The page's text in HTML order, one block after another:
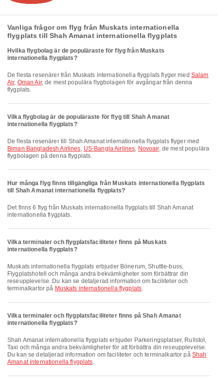
Vanliga frågor om flyg från Muskats internationella
flygplats till Shah Amanat internationella flygplats
Hvilka flygbolag är de populäraste för flyg från Muskats
internationella flygplats?
De flesta resenärer från Muskats internationella flygplats flyger med Salam
Air, Oman Air, de mest populära flygbolagen för avgångar från denna
flygplats.
Vilka flygbolag är de populäraste för flyg till Shah Amanat
internationella flygplats?
De flesta resenärer till Shah Amanat internationella flygplats flyger med
Biman Bangladesh Airlines, US-Bangla Airlines, Novoair, de mest populära
flygbolagen på denna flygplats.
Hur många flyg finns tillgängliga från Muskats internationella flygplats
till Shah Amanat internationella flygplats?
Det finns 6 flyg från Muskats internationella flygplats till Shah Amanat
internationella flygplats.
Vilka terminaler och flygplatsfaciliteter finns på Muskats
internationella flygplats?
Muskats internationella flygplats erbjuder Bönerum, Shuttle-buss,
Flygplatshotell och många andra bekvämligheter som förbättrar din
reseupplevelse. Du kan se detaljerad information om faciliteter och
terminalkartor på Muskats internationella flygplats.
Vilka terminaler och flygplatsfaciliteter finns på Shah Amanat
internationella flygplats?
Shah Amanat internationella flygplats erbjuder Parkeringsplatser, Rullstol,
Taxi och många andra bekvämligheter för att förbättra din reseupplevelse.
Du kan se detaljerad information om faciliteter och terminalkartor på Shah
Amanat internationella flygplats.